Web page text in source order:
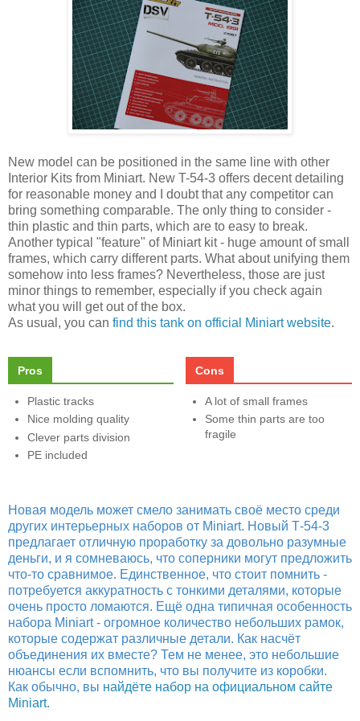
New model can be positioned in the same line with other
Interior Kits from Miniart. New T-54-3 offers decent detailing
for reasonable money and I doubt that any competitor can
bring something comparable. The only thing to consider -
thin plastic and thin parts, which are to easy to break.
Another typical "feature" of Miniart kit - huge amount of small
frames, which carry different parts. What about unifying them
somehow into less frames? Nevertheless, those are just
minor things to remember, especially if you check again
what you will get out of the box.
As usual, you can find this tank on official Miniart website.
Pros
Plastic tracks
Nice molding quality
Clever parts division
PE included
Cons
A lot of small frames
Some thin parts are too
fragile
Новая модель может смело занимать своё место среди
других интерьерных наборов от Miniart. Новый Т-54-3
предлагает отличную проработку за довольно разумные
деньги, и я сомневаюсь, что соперники могут предложить
что-то сравнимое. Единственное, что стоит помнить -
потребуется аккуратность с тонкими деталями, которые
очень просто ломаются. Ещё одна типичная особенность
набора Miniart - огромное количество небольших рамок,
которые содержат различные детали. Как насчёт
объединения их вместе? Тем не менее, это небольшие
нюансы если вспомнить, что вы получите из коробки.
Как обычно, вы найдёте набор на официальном сайте
Miniart.